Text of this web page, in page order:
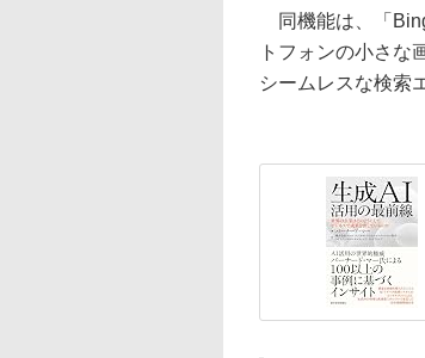
同機能は、「
トフォンの小さな
シームレスな検索